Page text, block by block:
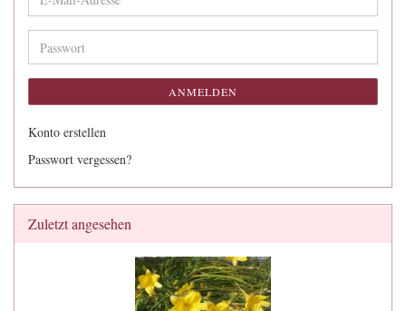
Mail-
Adresse
Passwort
ANMELDEN
Konto erstellen
Passwort vergessen?
Zuletzt angesehen